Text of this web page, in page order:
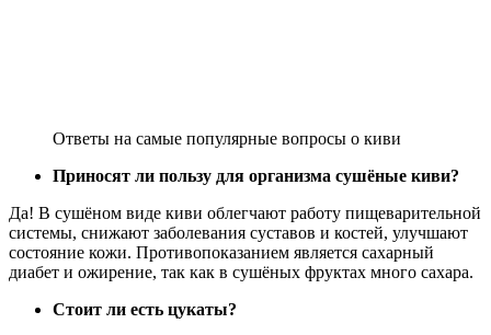
Ответы на самые популярные вопросы о киви
Приносят ли пользу для организма сушёные киви?
Да! В сушёном виде киви облегчают работу пищеварительной
системы, снижают заболевания суставов и костей, улучшают
состояние кожи. Противопоказанием является сахарный
диабет и ожирение, так как в сушёных фруктах много сахара.
Стоит ли есть цукаты?